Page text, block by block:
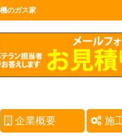
のガス家
企業概要 施